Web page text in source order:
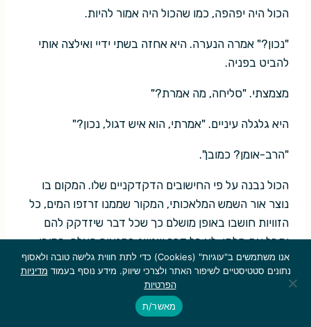
הכול היה יפהפה, כמו שהכול היה אמור להיות.
"נכון?" אמרה הנערה. היא אחזה בשתי ידיי ואילצה אותי
להביט בפניה.
מצמצתי. "סליחה, מה אמרת?"
היא גלגלה עיניים. "אמרתי, הוא איש דגול, נכון?"
"הרב-אומן? כמובן".
הכול נבנה על פי החישובים הדקדקניים שלו. המקום בו
נוצר אור השמש המלאכותי, המקור שממנו זרזפו המים, כל
הזוויות חושבו באופן מושלם כך שכל דבר שיזדקק להם
יקבל את חלקו. לא כל דבר שגשג בתנאים האלה, כמובן,
ונבנו גם מקומות מסתור יפהפיים לפטריות הקטיפתיות
הגליות, והמצבורים הצנועים של חומר דמוי טחב. הבחנתי
במנגנונים מכניים גם בעלים – לא הייתה רוח, כמובן, אז
העלים האלה שרו במקומותיהם. כל דבר כאן עבד כמו שהוא
אנו משתמשים ב"עוגיות" (Cookies) כדי לתת חווית גלישה טובה ולאסוף
נתונים סטטיסטיים לשיפור האתר ולצרכי שיווק. מידע נוסף בעמוד מדיניות
הפרטיות
מאשר/ת